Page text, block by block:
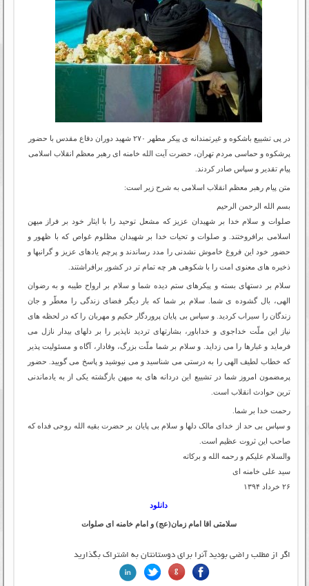
در پی تشییع باشکوه و غیرتمندانه ی پیکر مطهر ۲۷۰ شهید دوران دفاع مقدس با حضور
پرشکوه و حماسی مردم تهران، حضرت آیت الله خامنه ای رهبر معظم انقلاب اسلامی
پیام تقدیر و سپاس صادر کردند.
متن پیام رهبر معظم انقلاب اسلامی به شرح زیر است:
بسم الله الرحمن الرحیم
صلوات و سلام خدا بر شهیدان عزیز که مشعل توحید را با ایثار خود بر فراز میهن
اسلامی برافروختند. و صلوات و تحیات خدا بر شهیدان مظلوم غواص که با ظهور و
حضور خود این فروغ خاموش نشدنی را مدد رساندند و پرچم یادهای عزیز و گرانبها و
ذخیره های معنوی امت را با شکوهی هر چه تمام تر در کشور برافراشتند.
سلام بر دستهای بسته و پیکرهای ستم دیده شما و سلام بر ارواح طیبه و به رضوان
الهی، بال گشوده ی شما. سلام بر شما که بار دیگر فضای زندگی را معطّر و جان
زندگان را سیراب کردید. و سپاس بی پایان پروردگار حکیم و مهربان را که در لحظه های
نیاز این ملّت خداجوی و خداباور، بشارتهای تردید ناپذیر را بر دلهای بیدار نازل می
فرماید و غبارها را می زداید. و سلام بر شما ملّت بزرگ، وفادار، آگاه و مسئولیت پذیر
که خطاب لطیف الهی را به درستی می شناسید و می نیوشید و پاسخ می گویید. حضور
پرمضمون امروز شما در تشییع این دردانه های به میهن بازگشته یکی از به یادماندنی
ترین حوادث انقلاب است.
رحمت خدا بر شما.
و سپاس بی حد از خدای مالک دلها و سلام بی پایان بر حضرت بقیه الله روحی فداه که
صاحب این ثروت عظیم است.
والسلام علیکم و رحمه الله و برکاته
سید علی خامنه ای
۲۶ خرداد ۱۳۹۴
دانلود
سلامتی اقا امام زمان(عج) و امام خامنه ای صلوات
اگر از مطلب راضی بودید آنرا برای دوستانتان به اشتراک بگذارید